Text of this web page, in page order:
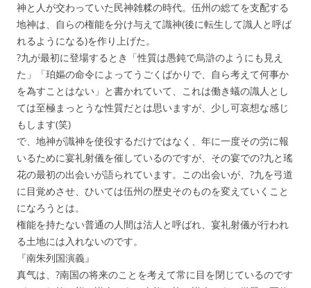
神と人が交わっていた民神雑糅の時代。伍州の総てを支配する
地神は、自らの権能を分け与えて識神(後に転生して識人と呼ば
れるようになる)を作り上げた。
?九が最初に登場するとき「性質は愚鈍で烏滸のようにも見え
た」「珀嫗の命令によってうごくばかりで、自ら考えて何事か
を為すことはない」と書かれていて、これは働き蟻の識人とし
ては至極まっとうな性質だとは思いますが、少し可哀想な感じ
もします(笑)
で、地神が識神を使役するだけではなく、年に一度その労に報
いるために宴礼射儀を催しているのですが、その宴での?九と瑤
花の最初の出会いが語られています。この出会いが、?九を弓道
に目覚めさせ、ひいては伍州の歴史そのものを変えていくこと
になろうとは。
権能を持たない普通の人間は沽人と呼ばれ、宴礼射儀が行われ
る土地には入れないのです。
『南朱列国演義』
真气は、?南国の将来のことを考えて常に目を閉じているのです